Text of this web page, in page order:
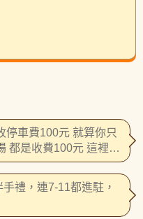
停車費100元 就算你只
收費100元 這裡也
來 比停在台北市更貴
禮，連7-11都進駐，